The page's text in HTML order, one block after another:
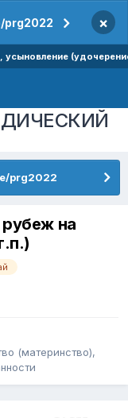
prg2022 ×
prg2022
на
(материнство),